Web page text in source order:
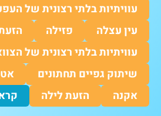
עוויתיות בלתי רצונית של
עין עצלה
פזילה
עוויתיות בלתי רצונית של
שיתוק גפיים תחתונים
אקנה
הזעת לילה